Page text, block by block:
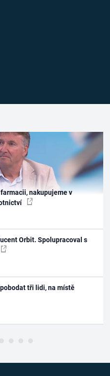
nakupujeme v
Orbit. Spolupracoval s
tři lidi, na místě